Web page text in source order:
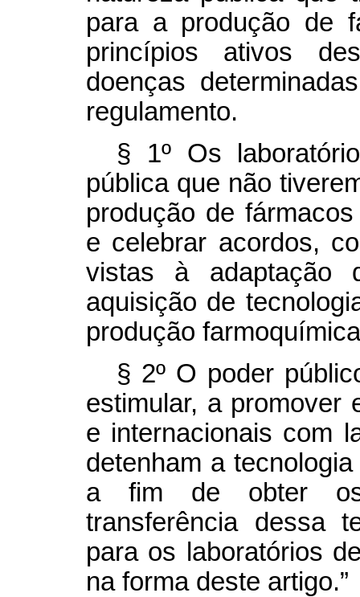
para a produção de
princípios ativos
doenças
regulamento.
§ 1º Os
pública que não
produção de
e celebrar acordos,
vistas à adaptação
aquisição de
produção
§ 2º O poder
estimular, a promover
e internacionais com
detenham a
a fim de obter os
transferência dessa
para os laboratórios
na forma deste artigo.”